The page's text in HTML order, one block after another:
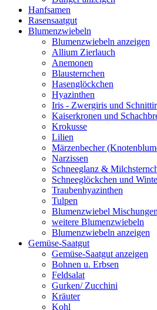
Hanfsamen
Rasensaatgut
Blumenzwiebeln
Blumenzwiebeln anzeigen
Allium Zierlauch
Anemonen
Blausternchen
Hasenglöckchen
Hyazinthen
Iris - Zwergiris und
Kaiserkronen und
Krokusse
Lilien
Märzenbecher
Narzissen
Schneeglanz &
Schneeglöckchen und
Traubenhyazinthen
Tulpen
Blumenzwiebel Mischungen
weitere Blumenzwiebeln
Blumenzwiebeln anzeigen
Gemüse-Saatgut
Gemüse-Saatgut anzeigen
Bohnen u. Erbsen
Feldsalat
Gurken/ Zucchini
Kräuter
Kohl